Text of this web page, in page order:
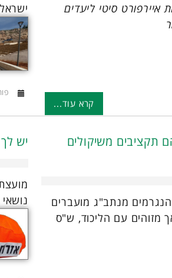
איירפורט סיטי ליעדים
קרא עוד...
יש
תקציבים משיקולים
הנגרמים מנתב"ג מועברים
מזוהים עם הליכוד, ש"ס